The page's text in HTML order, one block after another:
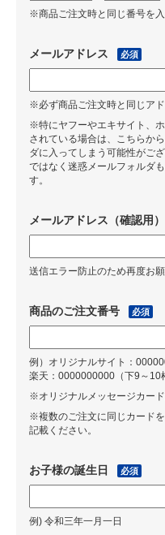
※商品ご注文時と同じ番号を
メールアドレス 必須
※必ず商品ご注文時と同じア
※特にヤフーやエキサイト、
されている場合は、こちらか
ダに入ってしまう可能性がご
ではなく迷惑メールフォルダ
す。
メールアドレス（確認用）
送信エラー防止のため再度お
商品のご注文番号 必須
例）オリジナルサイト：
楽天：0000000000（下9～10
※オリジナルメッセージカー
※複数のご注文に同じカード
記載ください。
お子様の誕生日 必須
例) 令和三年一月一日